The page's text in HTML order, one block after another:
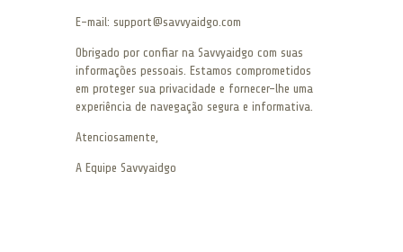
E-mail: support@savvyaidgo.com
Obrigado por confiar na Savvyaidgo com suas
informações pessoais. Estamos comprometidos
em proteger sua privacidade e fornecer-lhe uma
experiência de navegação segura e informativa.
Atenciosamente,
A Equipe Savvyaidgo